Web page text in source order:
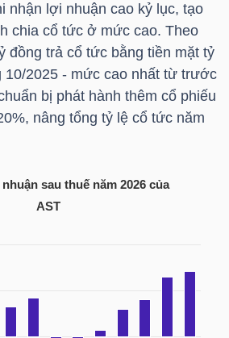
nhận lợi nhuận cao kỷ lục, tạo
chia cổ tức ở mức cao. Theo
đồng trả cổ tức bằng tiền mặt tỷ
10/2025 - mức cao nhất từ trước
bị phát hành thêm cổ phiếu
nâng tổng tỷ lệ cổ tức năm
sau thuế năm 2026 của
AST